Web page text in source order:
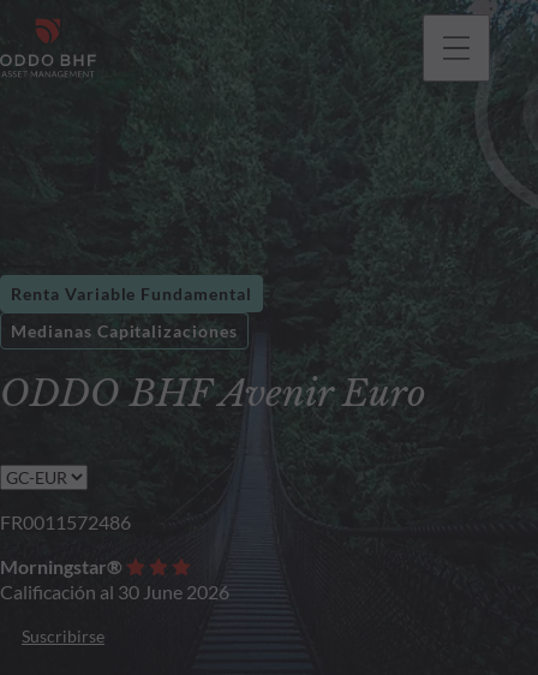
ODDO BHF Avenir Euro
Renta Variable Fundamental
Medianas Capitalizaciones
FR0011572486
Morningstar®
Calificación al 30 June 2026
Suscribirse